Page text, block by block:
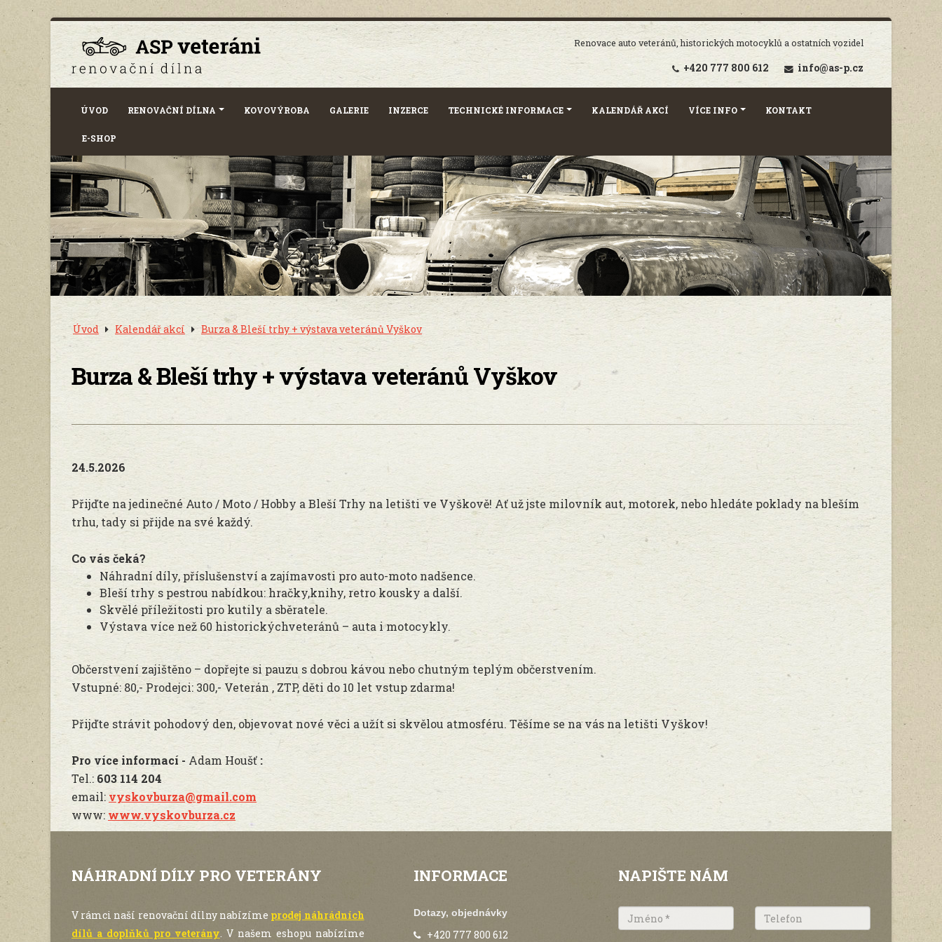
Renovace auto veteránů, historických motocyklů a ostatních vozidel
+420 777 800 612 info@as-p.cz
ÚVOD RENOVAČNÍ DÍLNA KOVOVÝROBA GALERIE INZERCE TECHNICKÉ INFORMACE KALENDÁŘ AKCÍ VÍCE INFO KONTAKT
E-SHOP
Úvod Kalendář akcí Burza & Bleší trhy + výstava veteránů Vyškov
Burza & Bleší trhy + výstava veteránů Vyškov
24.5.2026
Přijďte na jedinečné Auto / Moto / Hobby a Bleší Trhy na letišti ve Vyškově! Ať už jste milovník aut, motorek, nebo hledáte poklady na bleším
trhu, tady si přijde na své každý.
Co vás čeká?
Náhradní díly, příslušenství a zajímavosti pro auto-moto nadšence.
Bleší trhy s pestrou nabídkou: hračky,knihy, retro kousky a další.
Skvělé příležitosti pro kutily a sběratele.
Výstava více než 60 historickýchveteránů – auta i motocykly.
Občerstvení zajištěno – dopřejte si pauzu s dobrou kávou nebo chutným teplým občerstvením.
Vstupné: 80,- Prodejci: 300,- Veterán , ZTP, děti do 10 let vstup zdarma!
Přijďte strávit pohodový den, objevovat nové věci a užít si skvělou atmosféru. Těšíme se na vás na letišti Vyškov!
Pro více informací - Adam Houšť :
Tel.: 603 114 204
email: vyskovburza@gmail.com
www: www.vyskovburza.cz
NÁHRADNÍ DÍLY PRO VETERÁNY
V rámci naší renovační dílny nabízíme prodej náhrádních
dílů a doplňků pro veterány. V našem eshopu nabízíme
INFORMACE
Dotazy, objednávky
+420 777 800 612
NAPIŠTE NÁM